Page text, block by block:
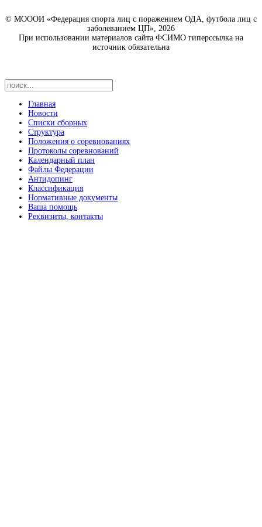
© МОООИ «Федерация спорта лиц с поражением ОДА, футбола лиц с
заболеванием ЦП», 2026
При использовании материалов сайта ФСИМО гиперссылка на
источник обязательна
Главная
Новости
Списки сборных
Структура
Положения о соревнованиях
Протоколы соревнований
Календарный план
Файлы Федерации
Антидопинг
Классификация
Нормативные документы
Ваша помощь
Реквизиты, контакты